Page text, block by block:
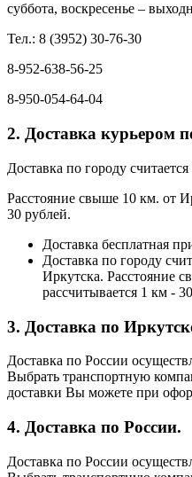
суббота, воскресенье –
Тел.: 8 (3952) 30-76-30
8-952-638-56-25
8-950-054-64-04
2. Доставка курьером
Доставка по городу
Расстояние свыше 10 км. от
30 рублей.
Доставка бесплатная
Доставка по городу
Иркутска. Расстояние
рассчитывается 1 км -
3. Доставка по
Доставка по России
Выбрать транспортную
доставки Вы можете при
4. Доставка по России.
Доставка по России